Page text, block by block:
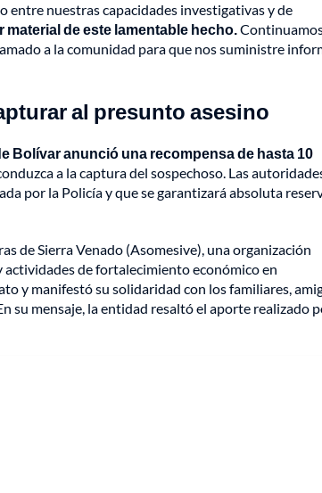
nuestras capacidades investigativas y de
de este lamentable hecho.
a la comunidad para que nos suministre
al presunto asesino
Bolívar anunció una recompensa de hasta 10
a la captura del sospechoso. Las
por la Policía y que se garantizará absoluta
de Sierra Venado (Asomesive), una organización
de fortalecimiento económico en
y manifestó su solidaridad con los familiares,
su mensaje, la entidad resaltó el aporte realizado